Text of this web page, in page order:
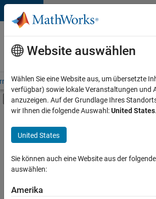
Weiter zum Inhalt
Karriere
bei
MathWorks
– Übersicht Stellensuche
Umschaltung für Off-
Hauptinhalt
Praktika
Information Technology
Customer Support
Education Sales
Marketing Services
+8
Derzeit
Website auswählen
Wählen Sie eine Website aus, um übersetzte
verfügbar) sowie lokale Veranstaltungen und
anzuzeigen. Auf der Grundlage Ihres
wir Ihnen die folgende Auswahl:United States.
United States
Sie können auch eine Website aus der
auswählen:
Amerika